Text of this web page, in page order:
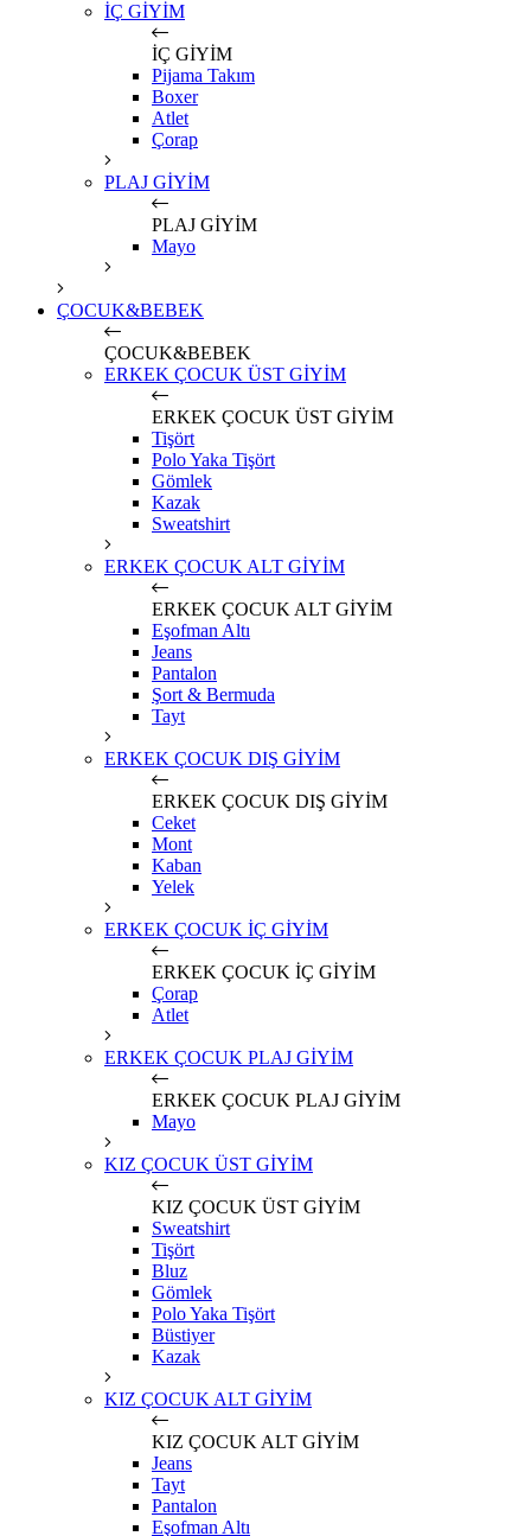
İÇ GİYİM
İÇ GİYİM
Pijama Takım
Boxer
Atlet
Çorap
PLAJ GİYİM
PLAJ GİYİM
Mayo
ÇOCUK&BEBEK
ÇOCUK&BEBEK
ERKEK ÇOCUK ÜST GİYİM
ERKEK ÇOCUK ÜST GİYİM
Tişört
Polo Yaka Tişört
Gömlek
Kazak
Sweatshirt
ERKEK ÇOCUK ALT GİYİM
ERKEK ÇOCUK ALT GİYİM
Eşofman Altı
Jeans
Pantalon
Şort & Bermuda
Tayt
ERKEK ÇOCUK DIŞ GİYİM
ERKEK ÇOCUK DIŞ GİYİM
Ceket
Mont
Kaban
Yelek
ERKEK ÇOCUK İÇ GİYİM
ERKEK ÇOCUK İÇ GİYİM
Çorap
Atlet
ERKEK ÇOCUK PLAJ GİYİM
ERKEK ÇOCUK PLAJ GİYİM
Mayo
KIZ ÇOCUK ÜST GİYİM
KIZ ÇOCUK ÜST GİYİM
Sweatshirt
Tişört
Bluz
Gömlek
Polo Yaka Tişört
Büstiyer
Kazak
KIZ ÇOCUK ALT GİYİM
KIZ ÇOCUK ALT GİYİM
Jeans
Tayt
Pantalon
Eşofman Altı